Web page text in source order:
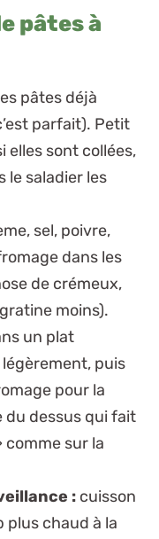
pâtes à
pâtes déjà
parfait). Petit
elles sont collées,
le saladier les
sel, poivre,
dans les
de crémeux,
moins).
un plat
puis
pour la
du dessus qui fait
comme sur la
: cuisson
plus chaud à la